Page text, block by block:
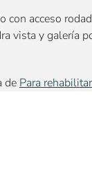
con acceso
vista y galería
de Para rehabilitar